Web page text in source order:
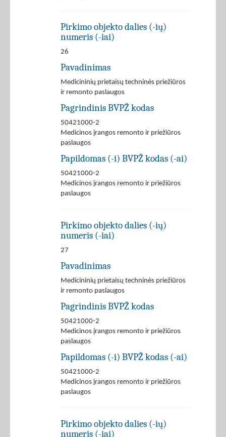
Pirkimo objekto dalies (-ių)
numeris (-iai)
26
Pavadinimas
Medicininių prietaisų techninės priežiūros
ir remonto paslaugos
Pagrindinis BVPŽ kodas
50421000-2
Medicinos įrangos remonto ir priežiūros
paslaugos
Papildomas (-i) BVPŽ kodas (-ai)
50421000-2
Medicinos įrangos remonto ir priežiūros
paslaugos
Pirkimo objekto dalies (-ių)
numeris (-iai)
27
Pavadinimas
Medicininių prietaisų techninės priežiūros
ir remonto paslaugos
Pagrindinis BVPŽ kodas
50421000-2
Medicinos įrangos remonto ir priežiūros
paslaugos
Papildomas (-i) BVPŽ kodas (-ai)
50421000-2
Medicinos įrangos remonto ir priežiūros
paslaugos
Pirkimo objekto dalies (-ių)
numeris (-iai)